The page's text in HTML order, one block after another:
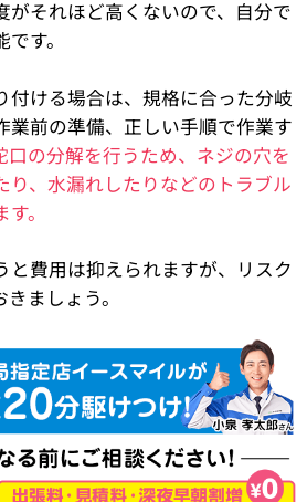
がそれほど高くないので、自分で
す。
付ける場合は、規格に合った分岐
業前の準備、正しい手順で作業す
口の分解を行うため、ネジの穴を
り、水漏れしたりなどのトラブル
。
と費用は抑えられますが、リスク
ましょう。